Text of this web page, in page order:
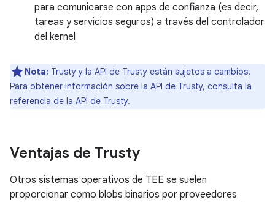
para comunicarse con apps de confianza (es decir,
tareas y servicios seguros) a través del controlador
del kernel
Nota: Trusty y la API de Trusty están sujetos a cambios.
Para obtener información sobre la API de Trusty, consulta la
referencia de la API de Trusty.
Ventajas de Trusty
Otros sistemas operativos de TEE se suelen
proporcionar como blobs binarios por proveedores